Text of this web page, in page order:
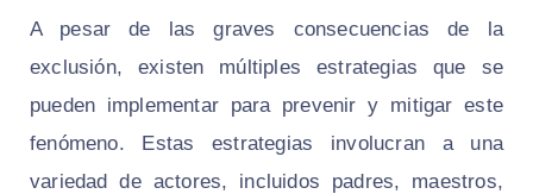
A pesar de las graves consecuencias de la
exclusión, existen múltiples estrategias que se
pueden implementar para prevenir y mitigar este
fenómeno. Estas estrategias involucran a una
variedad de actores, incluidos padres, maestros,